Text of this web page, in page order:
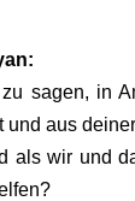
sagen, in
und aus
als wir und